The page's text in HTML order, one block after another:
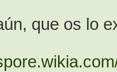
que os lo